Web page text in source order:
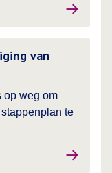
van
op weg om
te